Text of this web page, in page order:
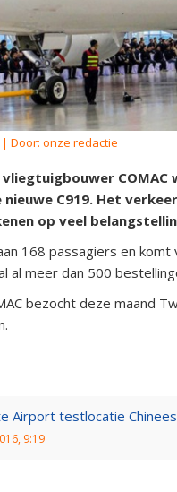
Door: onze redactie
vliegtuigbouwer
C919. Het
op veel
168 passagiers en
al meer dan 500
bezocht deze maand
Airport testlocatie
9:19